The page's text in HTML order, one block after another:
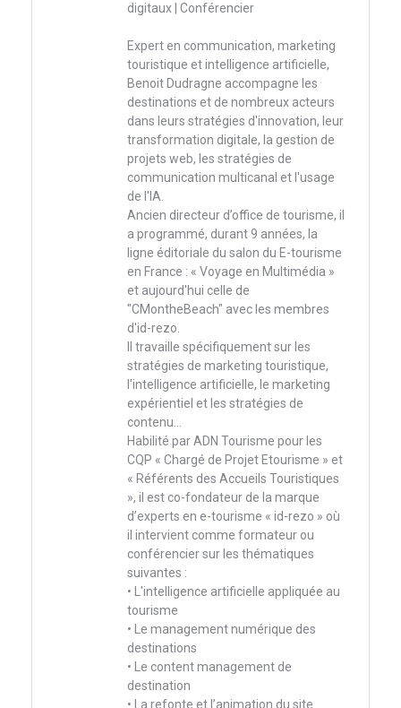
digitaux | Conférencier
Expert en communication, marketing
touristique et intelligence artificielle,
Benoit Dudragne accompagne les
destinations et de nombreux acteurs
dans leurs stratégies d'innovation, leur
transformation digitale, la gestion de
projets web, les stratégies de
communication multicanal et l'usage
de l'IA.
Ancien directeur d’office de tourisme, il
a programmé, durant 9 années, la
ligne éditoriale du salon du E-tourisme
en France : « Voyage en Multimédia »
et aujourd'hui celle de
"CMontheBeach" avec les membres
d'id-rezo.
Il travaille spécifiquement sur les
stratégies de marketing touristique,
l'intelligence artificielle, le marketing
expérientiel et les stratégies de
contenu...
Habilité par ADN Tourisme pour les
CQP « Chargé de Projet Etourisme » et
« Référents des Accueils Touristiques
», il est co-fondateur de la marque
d’experts en e-tourisme « id-rezo » où
il intervient comme formateur ou
conférencier sur les thématiques
suivantes :
• L'intelligence artificielle appliquée au
tourisme
• Le management numérique des
destinations
• Le content management de
destination
• La refonte et l’animation du site